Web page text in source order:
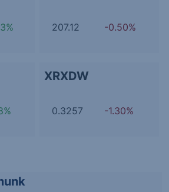
207.12 -0.50%
XRXDW
0.3257 -1.30%